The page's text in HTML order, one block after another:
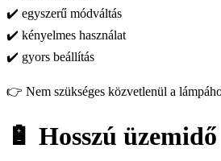
✔️ egyszerű módváltás
✔️ kényelmes használat
✔️ gyors beállítás
👉 Nem szükséges közvetlenül a
🔋 Hosszú üzemidő